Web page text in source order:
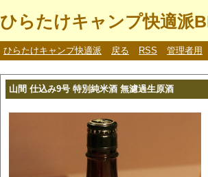
ひらたけキャンプ快適派
ひらたけキャンプ快適派 戻る RSS 管理者用
山間 仕込み9号 特別純米酒 無濾過生原酒